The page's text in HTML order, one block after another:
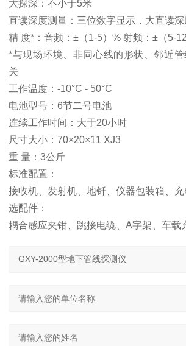
大探深：不小于5米
直读深度测量：三位数字显示，大直读深
精 度*：音频：±（1-5）% 射频：±（5-
*与现场环境、非同心线的形状、邻近
关
工作温度：-10°C - 50°C
电池型号：6节二号电池
连续工作时间：大于20小时
尺寸大小：70×20×11 XJ3
重 量：3公斤
标准配置：
接收机、发射机、地钎、仪器包装箱、
选配件：
耦合感应夹钳、跳接电缆、A字架、车载